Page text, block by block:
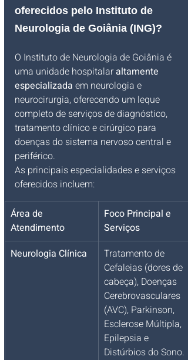
oferecidos pelo Instituto de
Neurologia de Goiânia (ING)?
O Instituto de Neurologia de Goiânia é
uma unidade hospitalar altamente
especializada em neurologia e
neurocirurgia, oferecendo um leque
completo de serviços de diagnóstico,
tratamento clínico e cirúrgico para
doenças do sistema nervoso central e
periférico.
As principais especialidades e serviços
oferecidos incluem:
Área de
Atendimento
Foco Principal e
Serviços
Neurologia Clínica
Tratamento de
Cefaleias (dores de
cabeça), Doenças
Cerebrovasculares
(AVC), Parkinson,
Esclerose Múltipla,
Epilepsia e
Distúrbios do Sono.